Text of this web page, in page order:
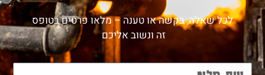
לכל שאלה, בקשה או טענה – מלאו פרטים בטופס
זה ונשוב אליכם